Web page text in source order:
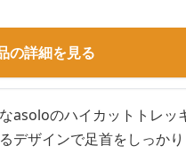
の詳細を見る
asoloのハイカットトレッ
デザインで足首をしっか